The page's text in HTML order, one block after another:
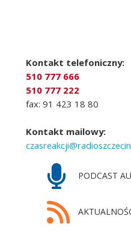
Kontakt telefoniczny:
510 777 666
510 777 222
fax: 91 423 18 80
Kontakt mailowy:
PODCAST